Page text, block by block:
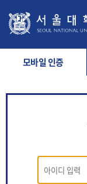
모바일 인증
모바일
인증